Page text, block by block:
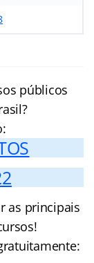
públicos
as principais